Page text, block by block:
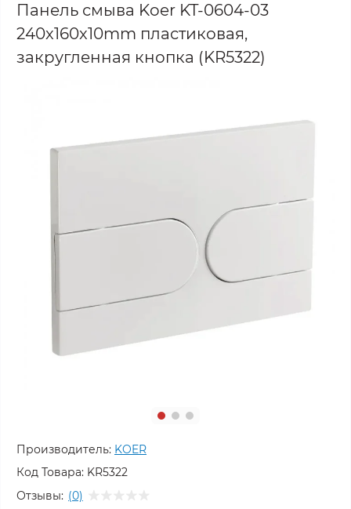
Панель смыва Koer KT-0604-03
240x160x10mm пластиковая,
закругленная кнопка (KR5322)
Производитель: KOER
Код Товара: KR5322
Отзывы: (0)